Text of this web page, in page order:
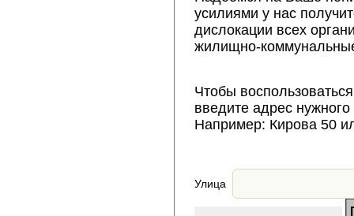
усилиями у нас
дислокации всех
жилищно-
Чтобы
введите адрес
Например: Кирова 50
Улица